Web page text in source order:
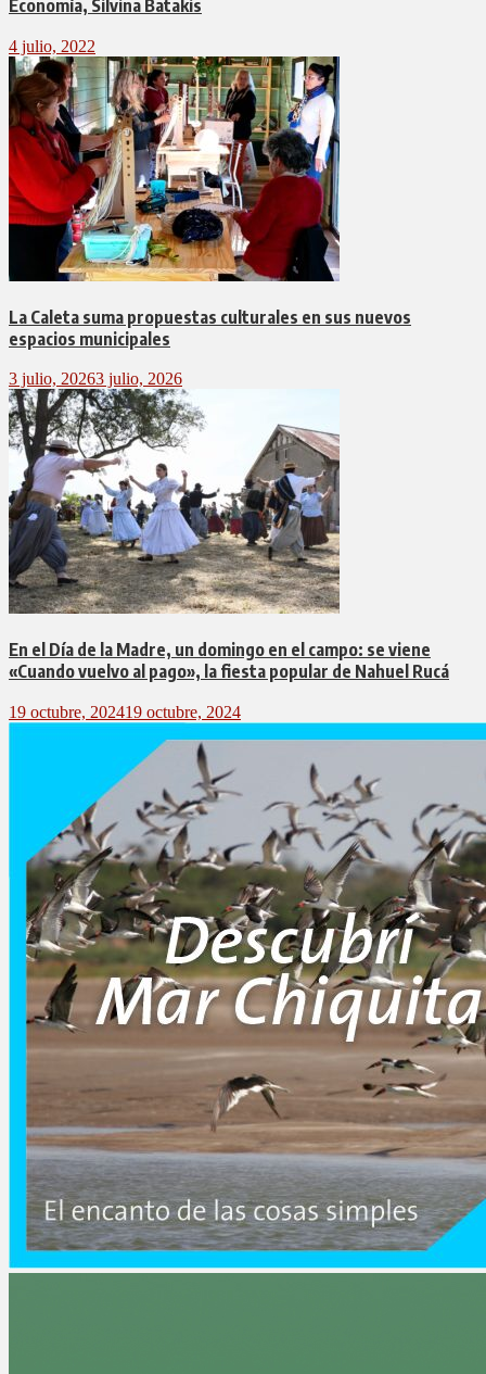
Economía, Silvina Batakis
4 julio, 2022
La Caleta suma propuestas culturales en sus nuevos
espacios municipales
3 julio, 20263 julio, 2026
En el Día de la Madre, un domingo en el campo: se viene
«Cuando vuelvo al pago», la fiesta popular de Nahuel Rucá
19 octubre, 202419 octubre, 2024